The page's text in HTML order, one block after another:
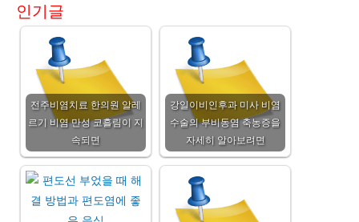
인기글
전주비염치료 한의원 알레
르기 비염 만성 코흘림이 지
속되면
강일이비인후과 미사 비염
수술의 부비동염 축농증을
자세히 알아보려면